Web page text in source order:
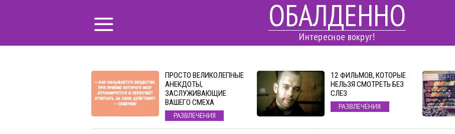
ОБАЛДЕННО
Интересное вокруг!
ПРОСТО ВЕЛИКОЛЕПНЫЕ
АНЕКДОТЫ,
ЗАСЛУЖИВАЮЩИЕ
ВАШЕГО СМЕХА
РАЗВЛЕЧЕНИЯ
12 ФИЛЬМОВ, КОТОРЫЕ
НЕЛЬЗЯ СМОТРЕТЬ БЕЗ
СЛЕЗ
РАЗВЛЕЧЕНИЯ